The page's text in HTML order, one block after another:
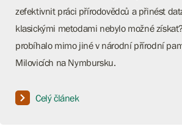
zefektivnit práci přírodovědců a přinést
klasickými metodami nebylo možné
probíhalo mimo jiné v národní přírodní
Milovicích na Nymbursku.
Celý článek